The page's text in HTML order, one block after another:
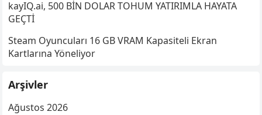
kayIQ.ai, 500 BİN DOLAR TOHUM YATIRIMLA HAYATA
GEÇTİ
Steam Oyuncuları 16 GB VRAM Kapasiteli Ekran
Kartlarına Yöneliyor
Arşivler
Ağustos 2026